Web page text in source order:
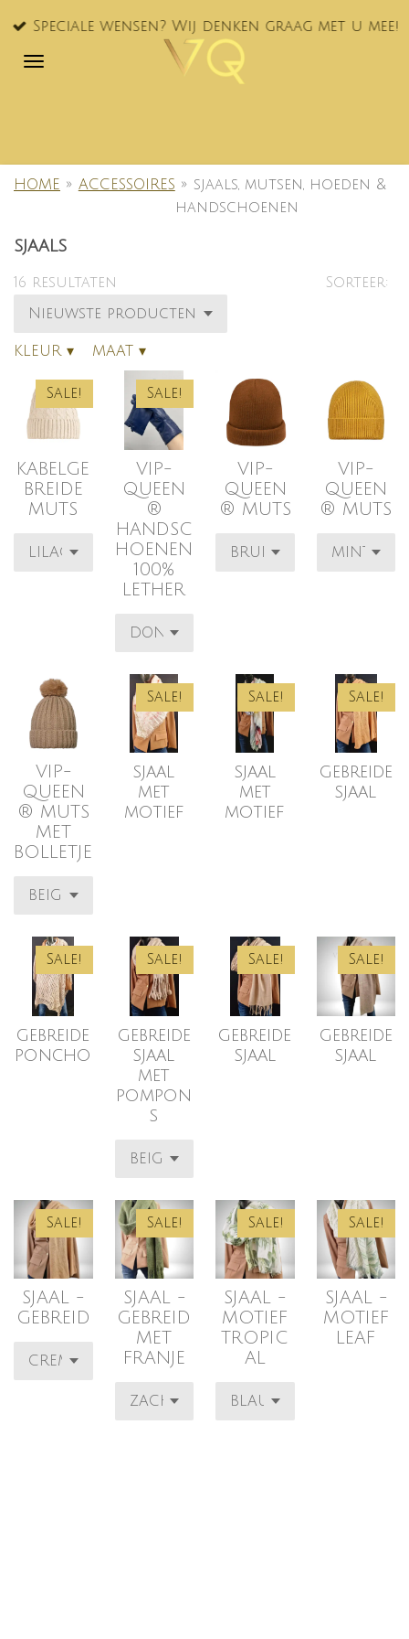
Ga
naar
Speciale wensen? Wij denken graag met u mee!
HOME » ACCESSOIRES » sjaals, mutsen, hoeden &
handschoenen
sjaals
16 resultaten Sorteer:
KLEUR ▾ MAAT ▾
Sale!
KABELGE
BREIDE
MUTS
Sale!
VIP-
QUEEN
®
HANDSC
HOENEN
100%
LETHER
VIP-
QUEEN
® MUTS
VIP-
QUEEN
® MUTS
VIP-
QUEEN
® MUTS
MET
BOLLETJE
Sale!
sjaal
met
motief
Sale!
sjaal
met
motief
Sale!
gebreide
sjaal
Sale!
gebreide
poncho
Sale!
gebreide
sjaal
met
pompon
s
Sale!
gebreide
sjaal
Sale!
gebreide
sjaal
Sale!
SJAAL -
GEBREID
Sale!
SJAAL -
GEBREID
MET
FRANJE
Sale!
SJAAL -
MOTIEF
TROPIC
AL
Sale!
SJAAL -
MOTIEF
LEAF